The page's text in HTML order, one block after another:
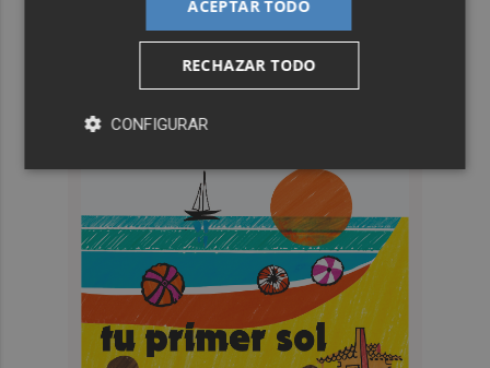
ACEPTAR TODO
RECHAZAR TODO
CONFIGURAR